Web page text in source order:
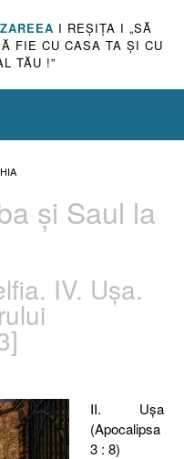
I REŞIŢA I „SĂ
FIE CU CASA TA ŞI CU
TĂU !”
şi Saul la
IV. Uşa.
II. Uşa
(Apocalipsa
3 : 8)